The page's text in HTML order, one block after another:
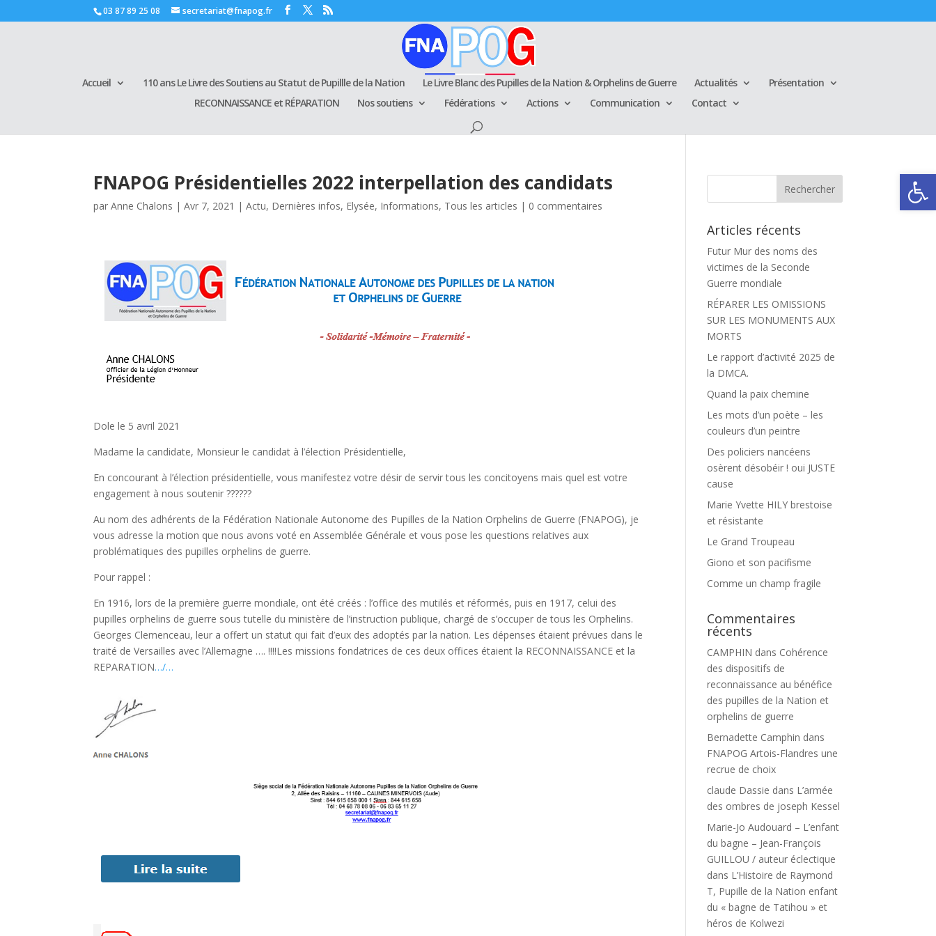
Ouvrir
03 87 89 25 08 secretariat@fnapog.fr
Accueil 110 ans Le Livre des Soutiens au Statut de Pupillle de la Nation Le Livre Blanc des Pupilles de la Nation & Orphelins de Guerre Actualités
Présentation
RECONNAISSANCE et RÉPARATION
Nos soutiens Fédérations Actions Communication Contact
FNAPOG Présidentielles 2022 interpellation des candidats
parAnne Chalons |Avr 7, 2021 |Actu, Dernières infos, Elysée, Informations, Tous les articles | 0 commentaires
Dole le 5 avril 2021
Madame la candidate, Monsieur le candidat à l’élection Présidentielle,
En concourant à l’élection présidentielle, vous manifestez votre désir de servir tous les concitoyens mais quel est votre
engagement à nous soutenir ??????
Au nom des adhérents de la Fédération Nationale Autonome des Pupilles de la Nation Orphelins de Guerre (FNAPOG), je
vous adresse la motion que nous avons voté en Assemblée Générale et vous pose les questions relatives aux
problématiques des pupilles orphelins de guerre.
Pour rappel :
En 1916, lors de la première guerre mondiale, ont été créés : l’office des mutilés et réformés, puis en 1917, celui des
pupilles orphelins de guerre sous tutelle du ministère de l’instruction publique, chargé de s’occuper de tous les Orphelins.
Georges Clemenceau, leur a offert un statut qui fait d’eux des adoptés par la nation. Les dépenses étaient prévues dans le
traité de Versailles avec l’Allemagne …. !!!!Les missions fondatrices de ces deux offices étaient la RECONNAISSANCE et la
REPARATION…/…
Articles récents
Futur Mur des noms des
victimes de la Seconde
Guerre mondiale
RÉPARER LES OMISSIONS
SUR LES MONUMENTS AUX
MORTS
Le rapport d’activité 2025 de
la DMCA.
Quand la paix chemine
Les mots d’un poète – les
couleurs d’un peintre
Des policiers nancéens
osèrent désobéir ! oui JUSTE
cause
Marie Yvette HILY brestoise
et résistante
Le Grand Troupeau
Giono et son pacifisme
Comme un champ fragile
Commentaires
récents
CAMPHIN dans Cohérence
des dispositifs de
reconnaissance au bénéfice
des pupilles de la Nation et
orphelins de guerre
Bernadette Camphin dans
FNAPOG Artois-Flandres une
recrue de choix
claude Dassie dans L’armée
des ombres de joseph Kessel
Marie-Jo Audouard – L’enfant
du bagne – Jean-François
GUILLOU / auteur éclectique
dans L’Histoire de Raymond
T, Pupille de la Nation enfant
du « bagne de Tatihou » et
héros de Kolwezi